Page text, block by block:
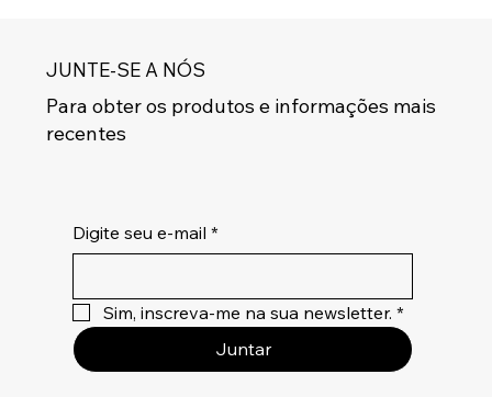
JUNTE-SE A NÓS
Para obter os produtos e informações mais
recentes
Digite seu e-mail *
Sim, inscreva-me na sua newsletter. *
Juntar